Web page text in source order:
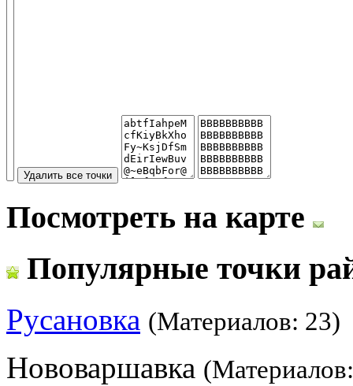
Посмотреть на карте
Популярные точки
Русановка (Материалов: 23)
Нововаршавка